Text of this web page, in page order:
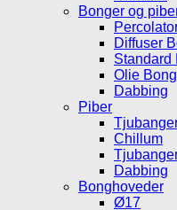
Bonger og
Diffuser
Standard
Olie
Dabbing
Piber
Chillum
Dabbing
Bonghoveder
Ø17